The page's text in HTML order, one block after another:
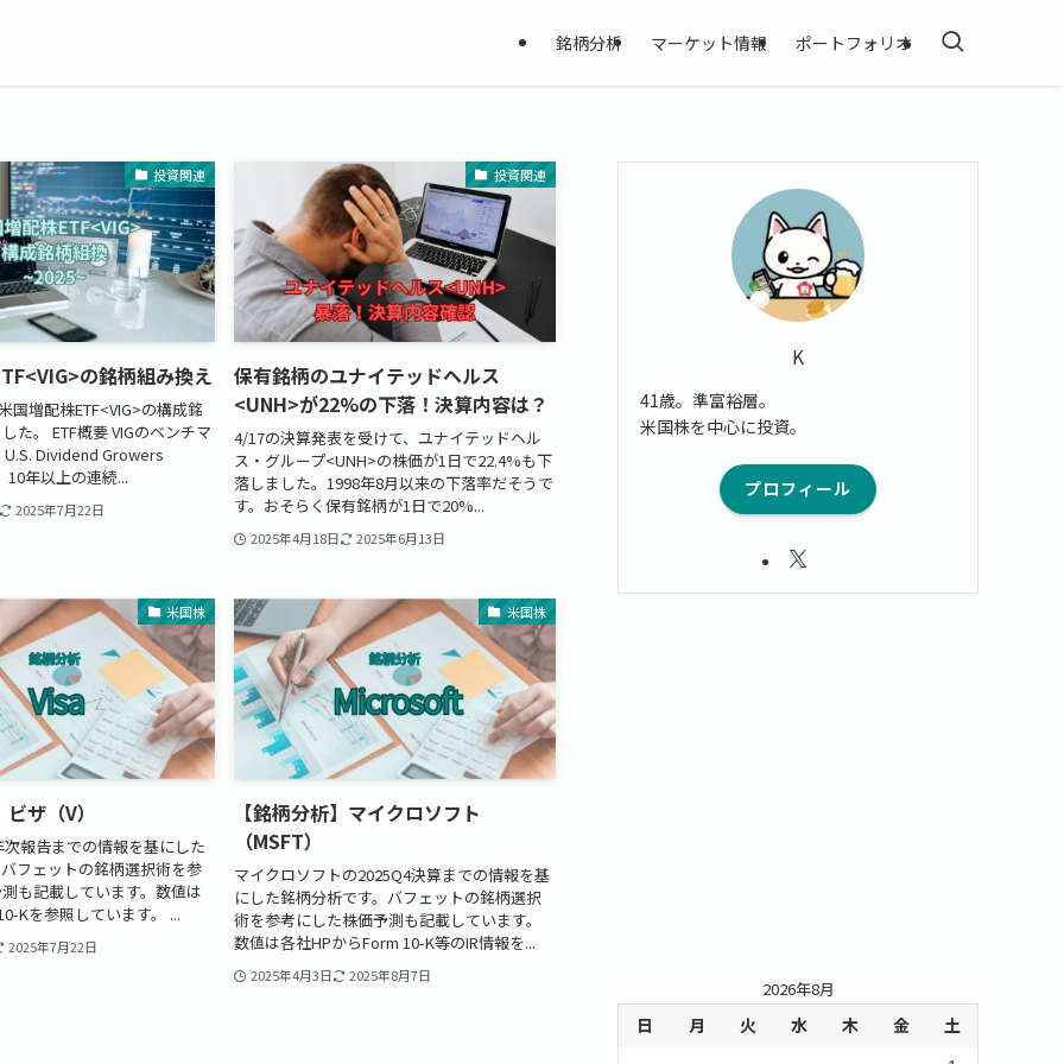
銘柄分析 マーケット情報 ポートフォリオ
投資関連
の銘柄組み換え
国増配株ETF<VIG>の構成銘
た。 ETF概要 VIGのベンチマ
Dividend Growers
10年以上の連続...
2025年7月22日
投資関連
保有銘柄のユナイテッドヘルス
<UNH>が22%の下落！決算内容は？
4/17の決算発表を受けて、ユナイテッドヘル
ス・グループ<UNH>の株価が1日で22.4%も下
落しました。1998年8月以来の下落率だそうで
す。おそらく保有銘柄が1日で20%...
2025年4月18日 2025年6月13日
米国株
ザ（V）
報告までの情報を基にした
フェットの銘柄選択術を参
も記載しています。数値は
Kを参照しています。 ...
2025年7月22日
米国株
【銘柄分析】マイクロソフト
（MSFT）
マイクロソフトの2025Q4決算までの情報を基
にした銘柄分析です。バフェットの銘柄選択
術を参考にした株価予測も記載しています。
数値は各社HPからForm 10-K等のIR情報を...
2025年4月3日 2025年8月7日
K
41歳。準富裕層。
米国株を中心に投資。
プロフィール
2026年8月
日 月 火 水 木 金 土